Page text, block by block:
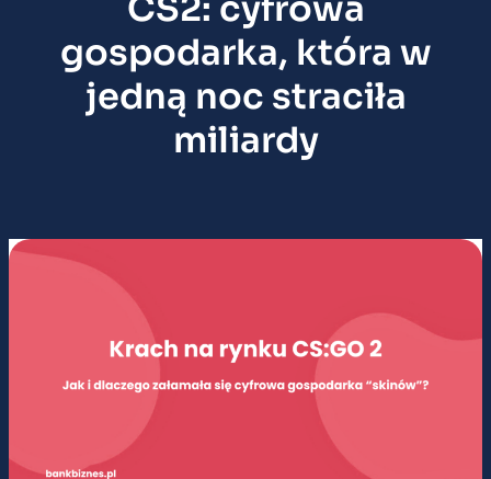
CS2: cyfrowa
gospodarka, która w
jedną noc straciła
miliardy